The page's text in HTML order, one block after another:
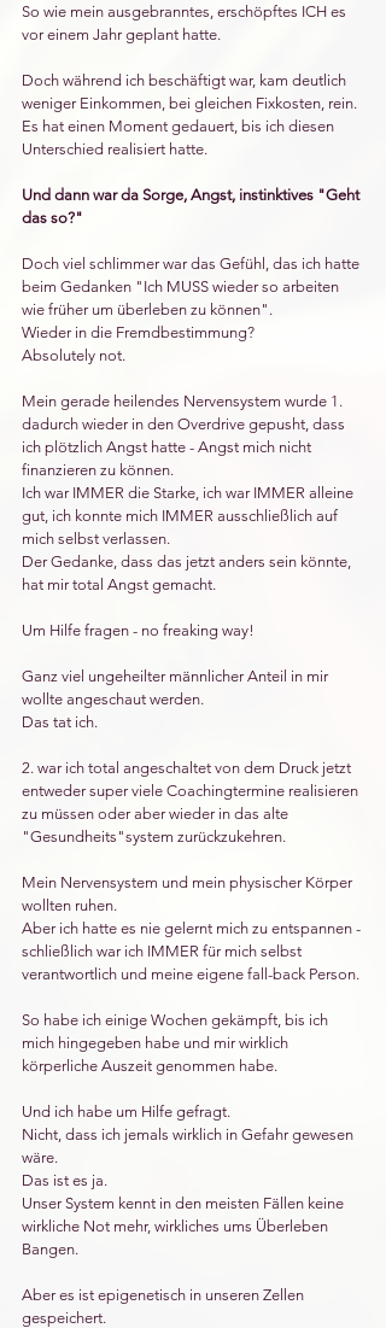
So wie mein ausgebranntes, erschöpftes ICH es
vor einem Jahr geplant hatte.
Doch während ich beschäftigt war, kam deutlich
weniger Einkommen, bei gleichen Fixkosten, rein.
Es hat einen Moment gedauert, bis ich diesen
Unterschied realisiert hatte.
Und dann war da Sorge, Angst, instinktives "Geht
das so?"
Doch viel schlimmer war das Gefühl, das ich hatte
beim Gedanken "Ich MUSS wieder so arbeiten
wie früher um überleben zu können".
Wieder in die Fremdbestimmung?
Absolutely not.
Mein gerade heilendes Nervensystem wurde 1.
dadurch wieder in den Overdrive gepusht, dass
ich plötzlich Angst hatte - Angst mich nicht
finanzieren zu können.
Ich war IMMER die Starke, ich war IMMER alleine
gut, ich konnte mich IMMER ausschließlich auf
mich selbst verlassen.
Der Gedanke, dass das jetzt anders sein könnte,
hat mir total Angst gemacht.
Um Hilfe fragen - no freaking way!
Ganz viel ungeheilter männlicher Anteil in mir
wollte angeschaut werden.
Das tat ich.
2. war ich total angeschaltet von dem Druck jetzt
entweder super viele Coachingtermine realisieren
zu müssen oder aber wieder in das alte
"Gesundheits"system zurückzukehren.
Mein Nervensystem und mein physischer Körper
wollten ruhen.
Aber ich hatte es nie gelernt mich zu entspannen -
schließlich war ich IMMER für mich selbst
verantwortlich und meine eigene fall-back Person.
So habe ich einige Wochen gekämpft, bis ich
mich hingegeben habe und mir wirklich
körperliche Auszeit genommen habe.
Und ich habe um Hilfe gefragt.
Nicht, dass ich jemals wirklich in Gefahr gewesen
wäre.
Das ist es ja.
Unser System kennt in den meisten Fällen keine
wirkliche Not mehr, wirkliches ums Überleben
Bangen.
Aber es ist epigenetisch in unseren Zellen
gespeichert.